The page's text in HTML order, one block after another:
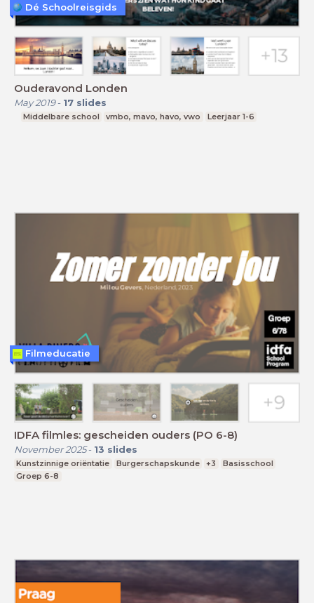
Ouderavond Londen
May 2019- 17 slides
Middelbare school vmbo, mavo, havo, vwo Leerjaar 1-6
Dé Schoolreisgids
IDFA filmles: gescheiden ouders (PO 6-8)
November 2025- 13 slides
Kunstzinnige oriëntatie Burgerschapskunde +3
Basisschool
Groep 6-8
Filmeducatie